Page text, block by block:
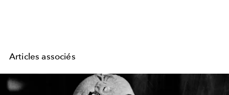
Articles associés